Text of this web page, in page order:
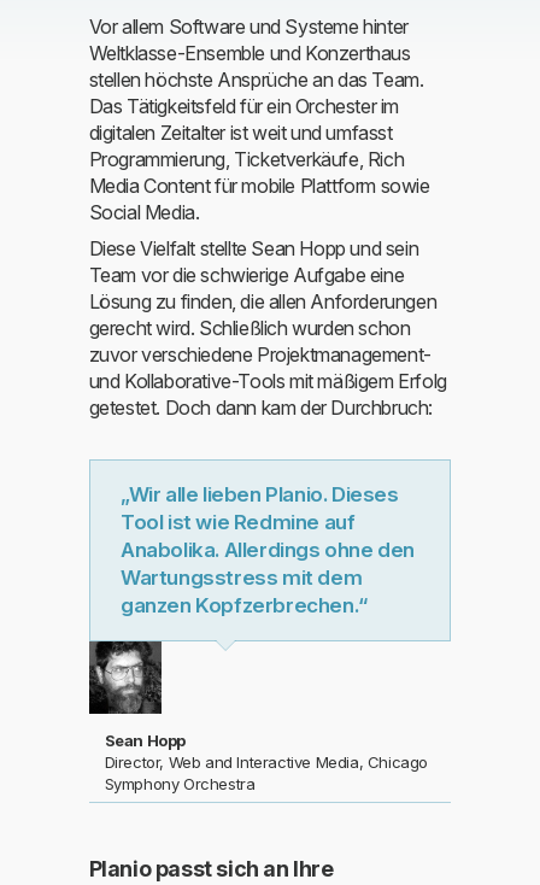
Vor allem Software und Systeme hinter
Weltklasse-Ensemble und Konzerthaus
stellen höchste Ansprüche an das Team.
Das Tätigkeitsfeld für ein Orchester im
digitalen Zeitalter ist weit und umfasst
Programmierung, Ticketverkäufe, Rich
Media Content für mobile Plattform sowie
Social Media.
Diese Vielfalt stellte Sean Hopp und sein
Team vor die schwierige Aufgabe eine
Lösung zu finden, die allen Anforderungen
gerecht wird. Schließlich wurden schon
zuvor verschiedene Projektmanagement-
und Kollaborative-Tools mit mäßigem Erfolg
getestet. Doch dann kam der Durchbruch:
„Wir alle lieben Planio. Dieses
Tool ist wie Redmine auf
Anabolika. Allerdings ohne den
Wartungsstress mit dem
ganzen Kopfzerbrechen.“
Sean Hopp
Director, Web and Interactive Media, Chicago
Symphony Orchestra
Planio passt sich an Ihre